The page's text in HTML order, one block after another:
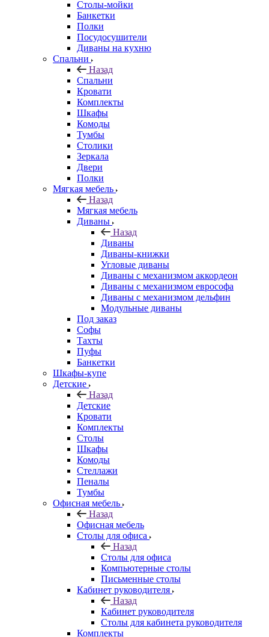
Столы-мойки
Банкетки
Полки
Посудосушители
Диваны на кухню
Спальни
Назад
Спальни
Кровати
Комплекты
Шкафы
Комоды
Тумбы
Столики
Зеркала
Двери
Полки
Мягкая мебель
Назад
Мягкая мебель
Диваны
Назад
Диваны
Диваны-книжки
Угловые диваны
Диваны с механизмом аккордеон
Диваны с механизмом еврософа
Диваны с механизмом дельфин
Модульные диваны
Под заказ
Софы
Тахты
Пуфы
Банкетки
Шкафы-купе
Детские
Назад
Детские
Кровати
Комплекты
Столы
Шкафы
Комоды
Стеллажи
Пеналы
Тумбы
Офисная мебель
Назад
Офисная мебель
Столы для офиса
Назад
Столы для офиса
Компьютерные столы
Письменные столы
Кабинет руководителя
Назад
Кабинет руководителя
Столы для кабинета руководителя
Комплекты